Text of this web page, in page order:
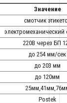
Значение
смотчик
электромеханический
220В через БП
до 254 мм/сек
до 203 мм
до 120мм
Postek